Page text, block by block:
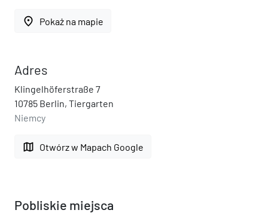
place Pokaż na mapie
Adres
Klingelhöferstraße 7
10785 Berlin, Tiergarten
Niemcy
map Otwórz w Mapach Google
Pobliskie miejsca